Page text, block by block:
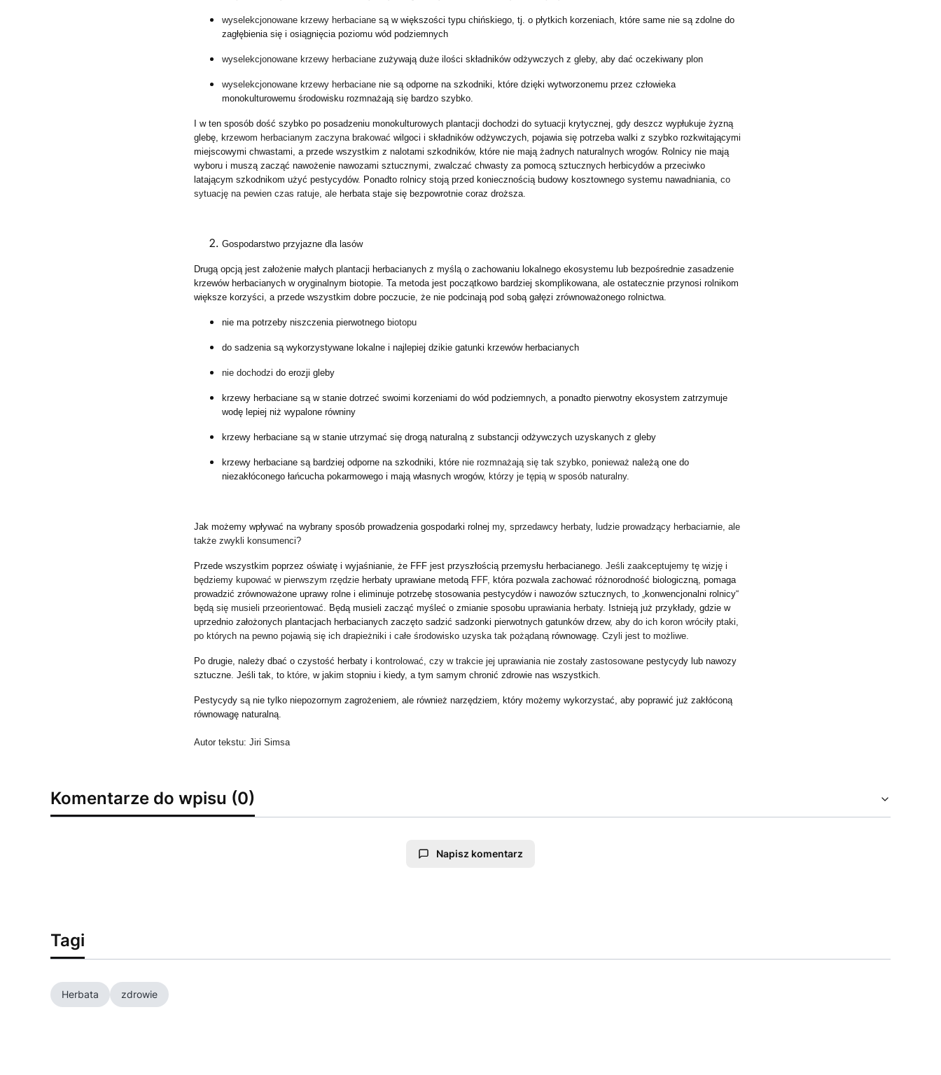
wyselekcjonowane krzewy herbacianesą w większości typu chińskiego, tj. o płytkich korzeniach, które same nie są zdolne do
zagłębienia się i osiągnięcia poziomu wód podziemnych
wyselekcjonowane krzewy herbacianezużywają duże ilości składników odżywczych z gleby, aby dać oczekiwany plon
wyselekcjonowane krzewy herbacianenie są odporne na szkodniki, które dzięki wytworzonemu przez człowieka
monokulturowemu środowisku rozmnażają się bardzo szybko.
I w ten sposób dość szybko po posadzeniu monokulturowych plantacji dochodzi do sytuacji krytycznej, gdy deszcz wypłukuje żyzną
glebę, krzewom herbacianym zaczyna brakowaćwilgoci i składników odżywczych,pojawia się potrzeba walki z szybko rozkwitającymi
miejscowymi chwastami, a przede wszystkim z nalotami szkodników, które nie mają żadnych naturalnych wrogów. Rolnicy nie mają
wyboru i muszą zacząć nawożenie nawozami sztucznymi, zwalczać chwasty za pomocą sztucznych herbicydów a przeciwko
latającym szkodnikom użyć pestycydów. Ponadto rolnicy stoją przed koniecznością budowy kosztownego systemu nawadniania, co
sytuację na pewien czas ratuje, ale herbata staje się bezpowrotnie coraz droższa.
Gospodarstwo przyjazne dla lasów
Drugą opcją jest założenie małych plantacji herbacianych z myślą o zachowaniu lokalnego ekosystemu lub bezpośrednie zasadzenie
krzewów herbacianych w oryginalnym biotopie. Ta metoda jest początkowo bardziej skomplikowana, ale ostatecznie przynosi rolnikom
większe korzyści, a przede wszystkim dobre poczucie, że nie podcinają pod sobą gałęzi zrównoważonego rolnictwa.
nie ma potrzeby niszczenia pierwotnego biotopu
do sadzenia są wykorzystywane lokalne i najlepiej dzikie gatunki krzewów herbacianych
nie dochodzido erozji gleby
krzewy herbaciane są w stanie dotrzeć swoimi korzeniami do wód podziemnych, a ponadto pierwotny ekosystem zatrzymuje
wodę lepiej niż wypalone równiny
krzewy herbaciane są w stanie utrzymać się drogą naturalną z substancji odżywczych uzyskanych z gleby
krzewy herbaciane są bardziej odporne na szkodniki, które nie rozmnażają się tak szybko, ponieważnależą one do
niezakłóconego łańcucha pokarmowego i mają własnych wrogów, którzy je tępią w sposób naturalny.
Jak możemy wpływać na wybrany sposób prowadzenia gospodarki rolnej my, sprzedawcy herbaty, ludzie prowadzący herbaciarnie, ale
także zwykli konsumenci?
Przede wszystkim poprzez oświatę i wyjaśnianie, że FFF jest przyszłością przemysłu herbacianego. Jeśli zaakceptujemy tę wizję i
będziemy kupować w pierwszym rzędzie herbaty uprawiane metodą FFF, która pozwala zachować różnorodność biologiczną,pomaga
prowadzić zrównoważone uprawy rolne i eliminuje potrzebę stosowania pestycydów i nawozów sztucznych, to „konwencjonalni rolnicy“
będą się musieli przeorientować. Będą musieli zacząć myśleć o zmianie sposobu uprawiania herbaty. Istnieją już przykłady, gdzie w
uprzednio założonych plantacjach herbacianych zaczęto sadzić sadzonki pierwotnych gatunków drzew, aby do ich koron wróciły ptaki,
po których na pewno pojawią się ich drapieżniki i całe środowisko uzyska tak pożądanąrównowagę. Czyli jest to możliwe.
Po drugie, należy dbać o czystość herbaty i kontrolować, czy w trakcie jej uprawiania nie zostały zastosowanepestycydy lub nawozy
sztuczne.Jeśli tak, to które,w jakim stopniu i kiedy,a tym samym chronić zdrowie nas wszystkich.
Pestycydy są nie tylko niepozornym zagrożeniem, ale również narzędziem, który możemy wykorzystać, aby poprawić już zakłóconą
równowagę naturalną.
Autor tekstu: Jiri Simsa
Komentarze do wpisu (0)
Napisz komentarz
Tagi
Herbata zdrowie